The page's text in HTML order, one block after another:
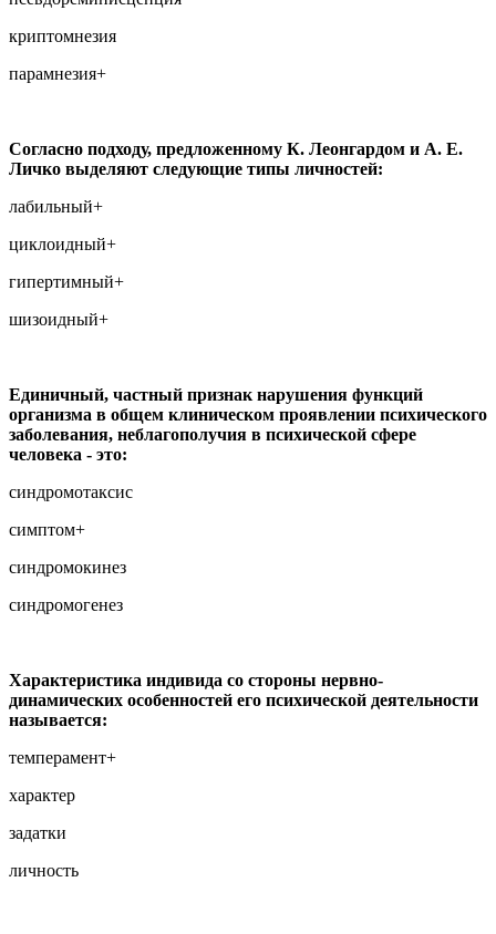
криптомнезия
парамнезия+
Согласно подходу, предложенному К. Леонгардом и А. Е.
Личко выделяют следующие типы личностей:
лабильный+
циклоидный+
гипертимный+
шизоидный+
Единичный, частный признак нарушения функций
организма в общем клиническом проявлении психического
заболевания, неблагополучия в психической сфере
человека - это:
синдромотаксис
симптом+
синдромокинез
синдромогенез
Характеристика индивида со стороны нервно-
динамических особенностей его психической деятельности
называется:
темперамент+
характер
задатки
личность